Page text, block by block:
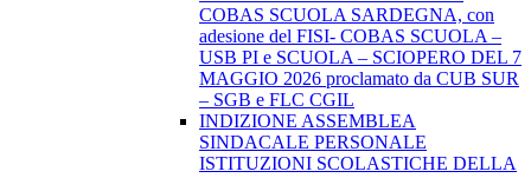
COBAS SCUOLA SARDEGNA, con
adesione del FISI- COBAS SCUOLA –
USB PI e SCUOLA – SCIOPERO DEL 7
MAGGIO 2026 proclamato da CUB SUR
– SGB e FLC CGIL
INDIZIONE ASSEMBLEA
SINDACALE PERSONALE
ISTITUZIONI SCOLASTICHE DELLA